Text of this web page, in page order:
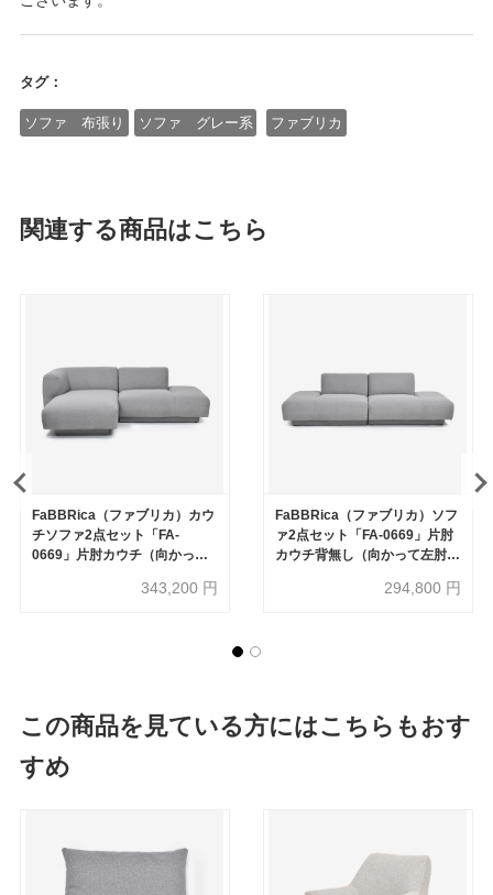
タグ：
ソファ 布張り ソファ グレー系 ファブリカ
関連する商品はこちら
FaBBRica（ファブリカ）カウ
チソファ2点セット「FA-
0669」片肘カウチ（向かって
かって右肘）布#FA-2 FAB-
343,200 円
FaBBRica（ファブリカ）ソフ
ァ2点セット「FA-0669」片肘
カウチ背無し（向かって左肘）
右肘）布#FA-2 FAB-VIS-451
294,800 円
この商品を見ている方にはこちらもおす
すめ